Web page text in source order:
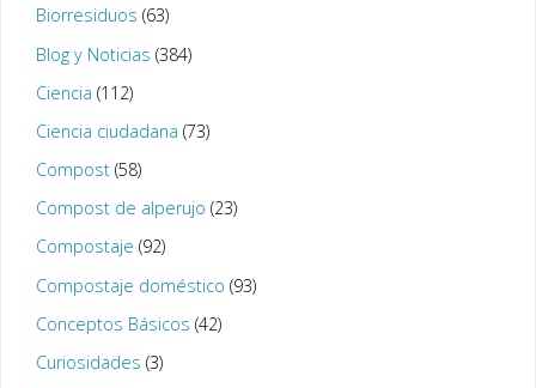
Biorresiduos (63)
Blog y Noticias (384)
Ciencia (112)
Ciencia ciudadana (73)
Compost(58)
Compost de alperujo (23)
Compostaje (92)
Compostaje doméstico (93)
Conceptos Básicos (42)
Curiosidades (3)